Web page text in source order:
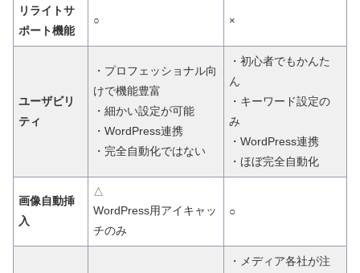
リライトサ
ポート機能
○ ×
ユーザビリ
ティ
・プロフェッショナル向
けで機能豊富
・細かい設定が可能
・WordPress連携
・完全自動化ではない
・初心者でもかんた
ん
・キーワード設定の
み
・WordPress連携
・ほぼ完全自動化
画像自動挿
入
△
WordPress用アイキャッ
チのみ
○
・メディア各社が注